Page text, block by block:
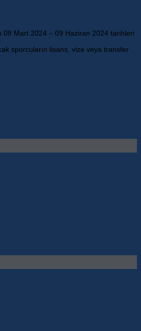
08 Mart 2024 – 09 Haziran 2024 tarihleri
sporcuların lisans, vize veya transfer